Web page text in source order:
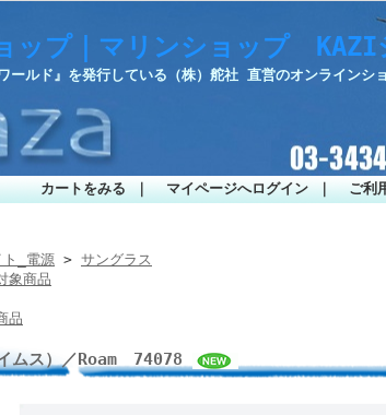
ップ｜マリンショップ KAZI
ルド』を発行している（株）舵社 直営のオンラインシ
カートをみる マイページへログイン ご利
ト_電源 > サングラス
象商品
品
ムス）／Roam 74078